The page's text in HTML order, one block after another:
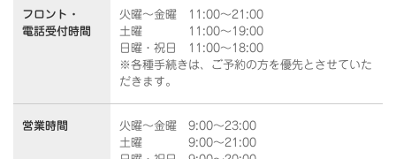
フロント・
電話受付時間
火曜～金曜 11:00～21:00
土曜 11:00～19:00
日曜・祝日 11:00～18:00
※各種手続きは、ご予約の方を優先とさせていた
だきます。
営業時間
火曜～金曜 9:00～23:00
土曜 9:00～21:00